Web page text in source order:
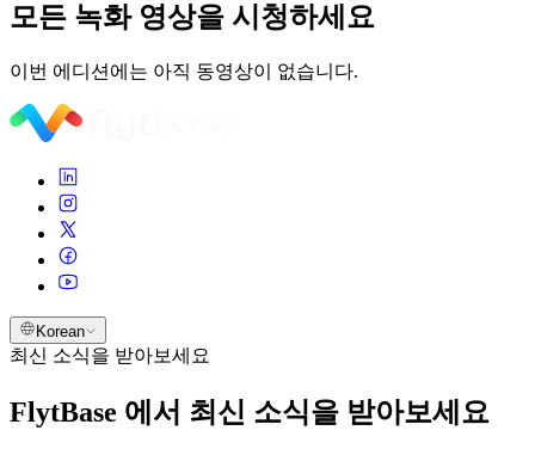
모든 녹화 영상을 시청하세요
이번 에디션에는 아직 동영상이 없습니다.
Korean
최신 소식을 받아보세요
FlytBase 에서 최신 소식을 받아보세요